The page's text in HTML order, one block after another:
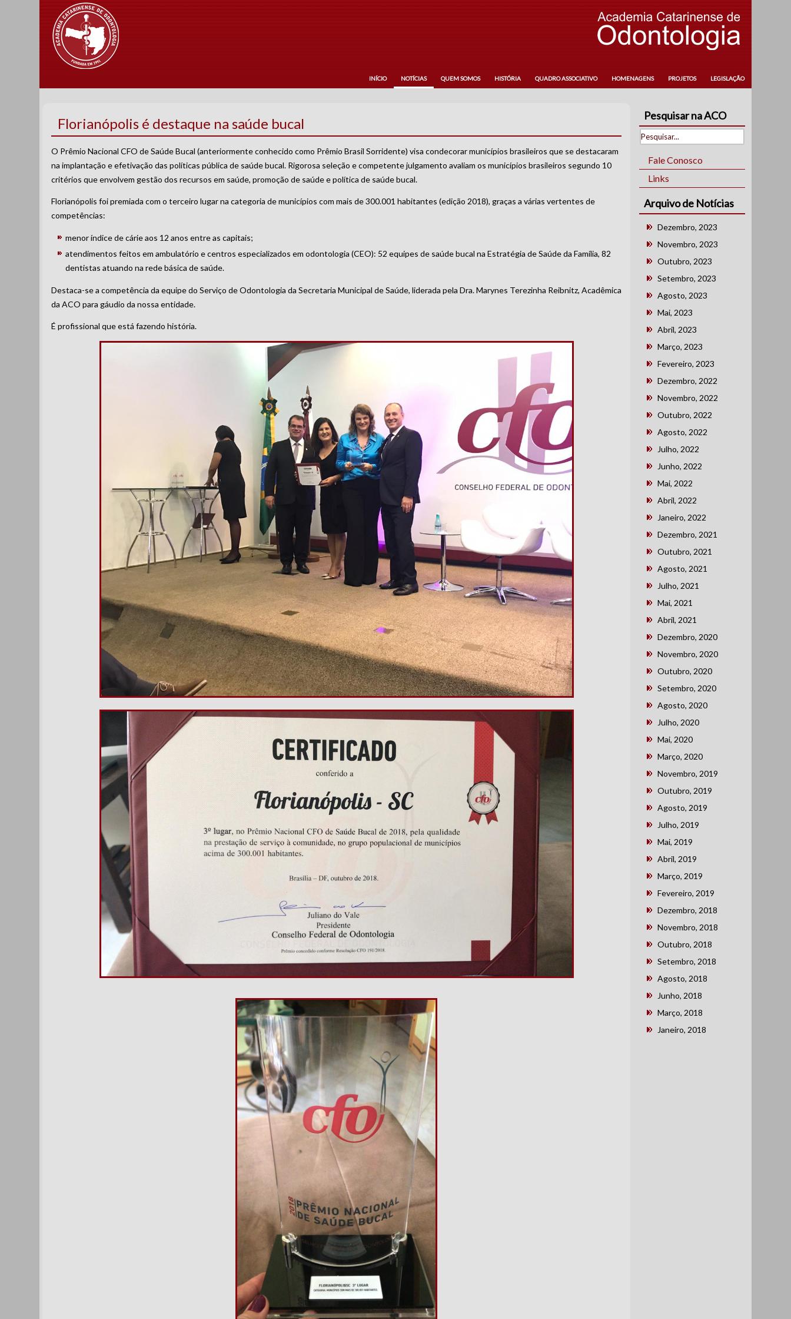
INÍCIO NOTÍCIAS QUEM SOMOS HISTÓRIA QUADRO ASSOCIATIVO HOMENAGENS PROJETOS LEGISLAÇÃO
Florianópolis é destaque na saúde bucal
O Prêmio Nacional CFO de Saúde Bucal (anteriormente conhecido como Prêmio Brasil Sorridente) visa condecorar municípios brasileiros que se destacaram
na implantação e efetivação das políticas pública de saúde bucal. Rigorosa seleção e competente julgamento avaliam os municípios brasileiros segundo 10
critérios que envolvem gestão dos recursos em saúde, promoção de saúde e política de saúde bucal.
Florianópolis foi premiada com o terceiro lugar na categoria de municípios com mais de 300.001 habitantes (edição 2018), graças a várias vertentes de
competências:
menor índice de cárie aos 12 anos entre as capitais;
atendimentos feitos em ambulatório e centros especializados em odontologia (CEO): 52 equipes de saúde bucal na Estratégia de Saúde da Família, 82
dentistas atuando na rede básica de saúde.
Destaca-se a competência da equipe do Serviço de Odontologia da Secretaria Municipal de Saúde, liderada pela Dra. Marynes Terezinha Reibnitz, Acadêmica
da ACO para gáudio da nossa entidade.
É profissional que está fazendo história.
Pesquisar na ACO
Fale Conosco
Links
Arquivo de Notícias
Dezembro, 2023
Novembro, 2023
Outubro, 2023
Setembro, 2023
Agosto, 2023
Mai, 2023
Abril, 2023
Março, 2023
Fevereiro, 2023
Dezembro, 2022
Novembro, 2022
Outubro, 2022
Agosto, 2022
Julho, 2022
Junho, 2022
Mai, 2022
Abril, 2022
Janeiro, 2022
Dezembro, 2021
Outubro, 2021
Agosto, 2021
Julho, 2021
Mai, 2021
Abril, 2021
Dezembro, 2020
Novembro, 2020
Outubro, 2020
Setembro, 2020
Agosto, 2020
Julho, 2020
Mai, 2020
Março, 2020
Novembro, 2019
Outubro, 2019
Agosto, 2019
Julho, 2019
Mai, 2019
Abril, 2019
Março, 2019
Fevereiro, 2019
Dezembro, 2018
Novembro, 2018
Outubro, 2018
Setembro, 2018
Agosto, 2018
Junho, 2018
Março, 2018
Janeiro, 2018